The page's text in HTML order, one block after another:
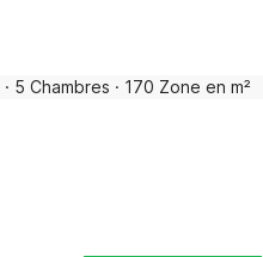
· 5 Chambres · 170 Zone en m²